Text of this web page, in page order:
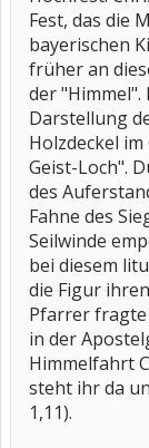
Fest, das die
bayerischen
früher an
der "Himmel".
Darstellung
Holzdeckel
Geist-Loch".
des
Fahne des
Seilwinde
bei diesem
die Figur
Pfarrer fragte
in der
Himmelfahrt
steht ihr da
1,11).